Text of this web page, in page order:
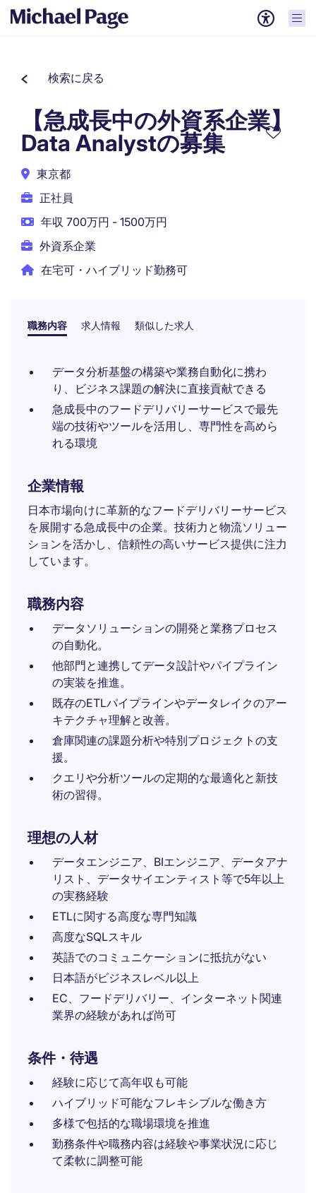
検索に戻る
【急成長中の外資系企業】
Data Analystの募集
東京都
正社員
年収 700万円 - 1500万円
外資系企業
在宅可・ハイブリッド勤務可
職務内容 求人情報 類似した求人
データ分析基盤の構築や業務自動化に携わ
り、ビジネス課題の解決に直接貢献できる
急成長中のフードデリバリーサービスで最先
端の技術やツールを活用し、専門性を高めら
れる環境
企業情報
日本市場向けに革新的なフードデリバリーサービス
を展開する急成長中の企業。技術力と物流ソリュー
ションを活かし、信頼性の高いサービス提供に注力
しています。
職務内容
データソリューションの開発と業務プロセス
の自動化。
他部門と連携してデータ設計やパイプライン
の実装を推進。
既存のETLパイプラインやデータレイクのアー
キテクチャ理解と改善。
倉庫関連の課題分析や特別プロジェクトの支
援。
クエリや分析ツールの定期的な最適化と新技
術の習得。
理想の人材
データエンジニア、BIエンジニア、データアナ
リスト、データサイエンティスト等で5年以上
の実務経験
ETLに関する高度な専門知識
高度なSQLスキル
英語でのコミュニケーションに抵抗がない
日本語がビジネスレベル以上
EC、フードデリバリー、インターネット関連
業界の経験があれば尚可
条件・待遇
経験に応じて高年収も可能
ハイブリッド可能なフレキシブルな働き方
多様で包括的な職場環境を推進
勤務条件や職務内容は経験や事業状況に応じ
て柔軟に調整可能